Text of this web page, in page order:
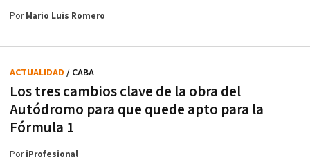
PorMario Luis Romero
Los tres cambios clave de la obra del
Autódromo para que quede apto para la
Fórmula 1
ACTUALIDAD / CABA
PoriProfesional